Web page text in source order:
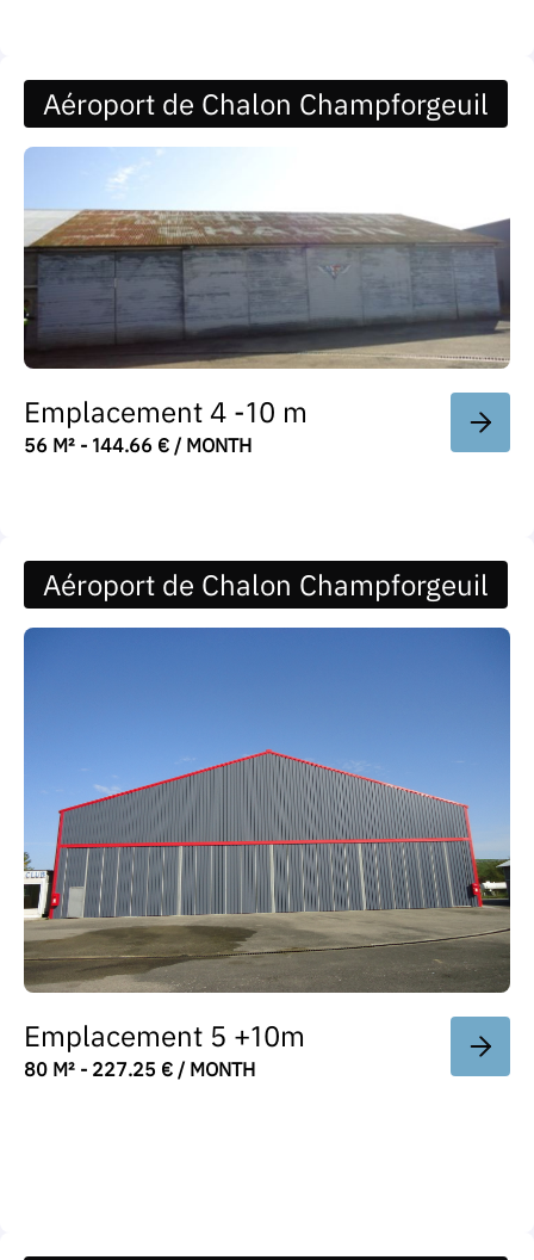
Aéroport de Chalon Champforgeuil
Emplacement 4 -10 m
56 M² - 144.66 € / MONTH
Aéroport de Chalon Champforgeuil
Emplacement 5 +10m
80 M² - 227.25 € / MONTH